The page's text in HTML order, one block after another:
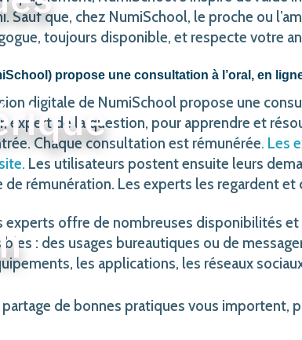
Sauf que, chez NumiSchool, le proche ou
toujours disponible, et respecte votre
propose une consultation à l’oral, en
digitale de NumiSchool propose une
expert de la question, pour apprendre et
Chaque consultation est rémunérée. Les
Les utilisateurs postent ensuite leurs
de rémunération. Les experts les regardent et
offre de nombreuses disponibilités et
: des usages bureautiques ou de
les applications, les réseaux
de bonnes pratiques vous importent,